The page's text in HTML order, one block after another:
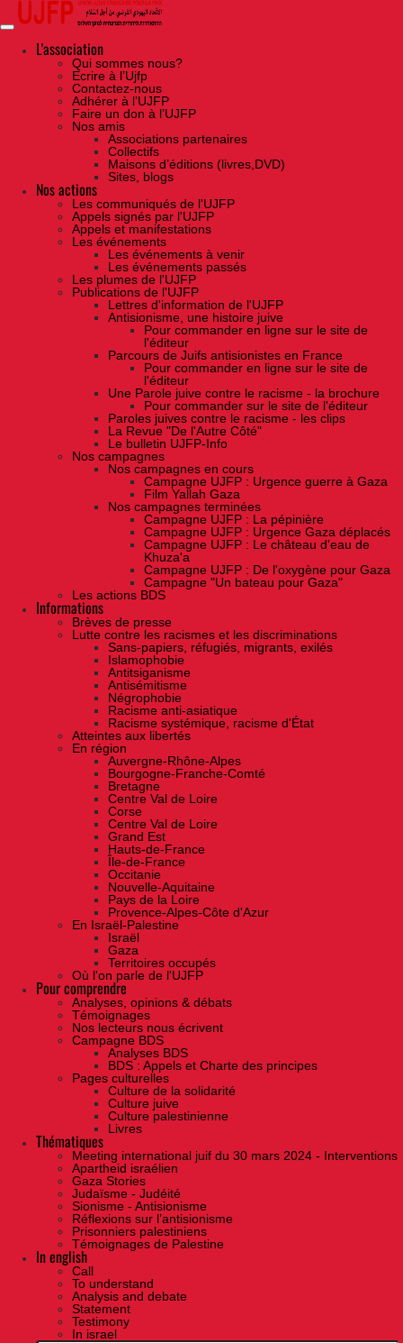
Skip
the
contentL'association
Qui sommes nous?
Ecrire à l’Ujfp
Contactez-nous
Adhérer à l’UJFP
Faire un don à l’UJFP
Nos amis
Associations partenaires
Collectifs
Maisons d’éditions (livres,DVD)
Sites, blogs
Nos actions
Les communiqués de l'UJFP
Appels signés par l'UJFP
Appels et manifestations
Les événements
Les événements à venir
Les événements passés
Les plumes de l'UJFP
Publications de l'UJFP
Lettres d'information de l'UJFP
Antisionisme, une histoire juive
Pour commander en ligne sur le site de
l'éditeur
Parcours de Juifs antisionistes en France
Pour commander en ligne sur le site de
l'éditeur
Une Parole juive contre le racisme - la brochure
Pour commander sur le site de l'éditeur
Paroles juives contre le racisme - les clips
La Revue "De l'Autre Côté"
Le bulletin UJFP-Info
Nos campagnes
Nos campagnes en cours
Campagne UJFP : Urgence guerre à Gaza
Film Yallah Gaza
Nos campagnes terminées
Campagne UJFP : La pépinière
Campagne UJFP : Urgence Gaza déplacés
Campagne UJFP : Le château d'eau de
Khuza'a
Campagne UJFP : De l'oxygène pour Gaza
Campagne "Un bateau pour Gaza"
Les actions BDS
Informations
Brèves de presse
Lutte contre les racismes et les discriminations
Sans-papiers, réfugiés, migrants, exilés
Islamophobie
Antitsiganisme
Antisémitisme
Négrophobie
Racisme anti-asiatique
Racisme systémique, racisme d'État
Atteintes aux libertés
En région
Auvergne-Rhône-Alpes
Bourgogne-Franche-Comté
Bretagne
Centre Val de Loire
Corse
Centre Val de Loire
Grand Est
Hauts-de-France
Île-de-France
Occitanie
Nouvelle-Aquitaine
Pays de la Loire
Provence-Alpes-Côte d'Azur
En Israël-Palestine
Israël
Gaza
Territoires occupés
Où l'on parle de l'UJFP
Pour comprendre
Analyses, opinions & débats
Témoignages
Nos lecteurs nous écrivent
Campagne BDS
Analyses BDS
BDS : Appels et Charte des principes
Pages culturelles
Culture de la solidarité
Culture juive
Culture palestinienne
Livres
Thématiques
Meeting international juif du 30 mars 2024 - Interventions
Apartheid israélien
Gaza Stories
Judaïsme - Judéité
Sionisme - Antisionisme
Réflexions sur l’antisionisme
Prisonniers palestiniens
Témoignages de Palestine
In english
Call
To understand
Analysis and debate
Statement
Testimony
In israel